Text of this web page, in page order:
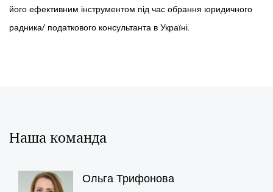
його ефективним інструментом під час обрання юридичного
радника/ податкового консультанта в Україні.
Наша команда
Ольга Трифонова